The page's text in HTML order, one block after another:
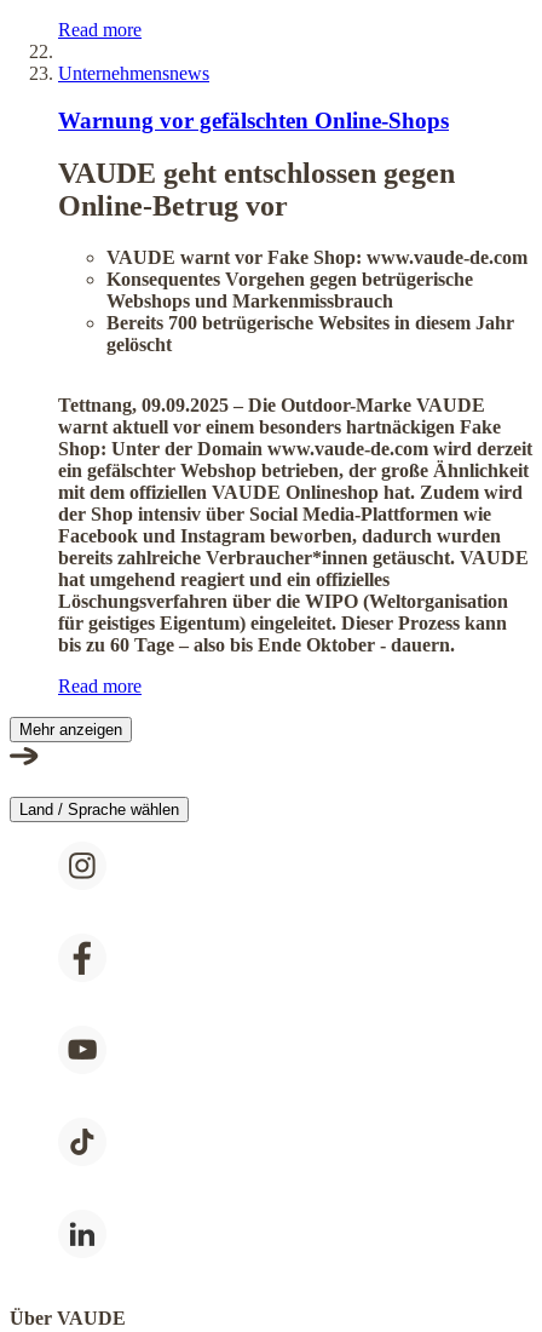
Read more
Unternehmensnews
Warnung vor gefälschten Online-Shops
VAUDE geht entschlossen gegen
Online-Betrug vor
VAUDE warnt vor Fake Shop: www.vaude-de.com
Konsequentes Vorgehen gegen betrügerische
Webshops und Markenmissbrauch
Bereits 700 betrügerische Websites in diesem Jahr
gelöscht
Tettnang, 09.09.2025 – Die Outdoor-Marke VAUDE
warnt aktuell vor einem besonders hartnäckigen Fake
Shop: Unter der Domain www.vaude-de.com wird derzeit
ein gefälschter Webshop betrieben, der große Ähnlichkeit
mit dem offiziellen VAUDE Onlineshop hat. Zudem wird
der Shop intensiv über Social Media-Plattformen wie
Facebook und Instagram beworben, dadurch wurden
bereits zahlreiche Verbraucher*innen getäuscht. VAUDE
hat umgehend reagiert und ein offizielles
Löschungsverfahren über die WIPO (Weltorganisation
für geistiges Eigentum) eingeleitet. Dieser Prozess kann
bis zu 60 Tage – also bis Ende Oktober - dauern.
Read more
Mehr anzeigen
Land / Sprache wählen
Über VAUDE